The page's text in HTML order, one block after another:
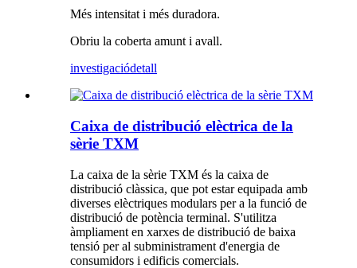
Més intensitat i més duradora.
Obriu la coberta amunt i avall.
investigaciódetall
Caixa de distribució elèctrica de la
sèrie TXM
La caixa de la sèrie TXM és la caixa de
distribució clàssica, que pot estar equipada amb
diverses elèctriques modulars per a la funció de
distribució de potència terminal. S'utilitza
àmpliament en xarxes de distribució de baixa
tensió per al subministrament d'energia de
consumidors i edificis comercials.